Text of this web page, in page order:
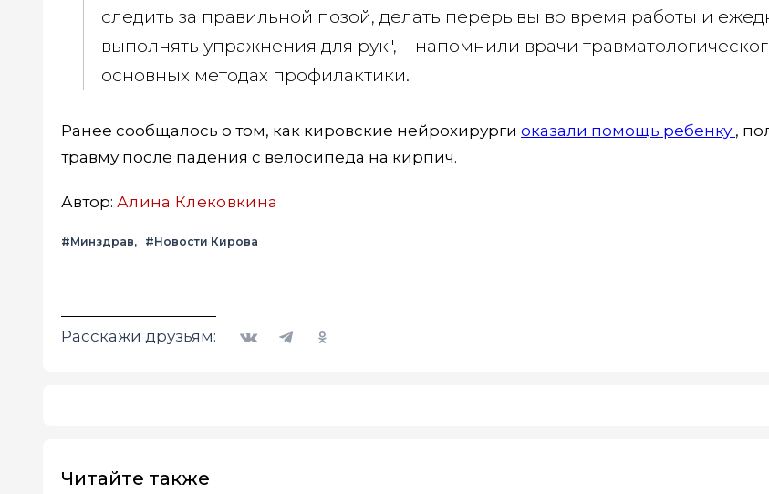
следить за правильной позой, делать перерывы во время работы и
выполнять упражнения для рук", – напомнили врачи
основных методах профилактики.
Ранее сообщалось о том, как кировские нейрохирурги оказали помощь ребенку ,
травму после падения с велосипеда на кирпич.
Автор: Алина Клековкина
#Минздрав #Новости Кирова
Расскажи друзьям:
Читайте также